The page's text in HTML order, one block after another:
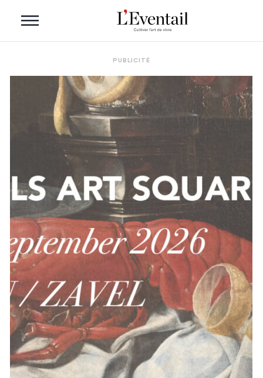
PUBLICITÉ